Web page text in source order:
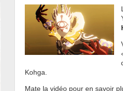
L
Kohga.
Mate la vidéo pour en savoir